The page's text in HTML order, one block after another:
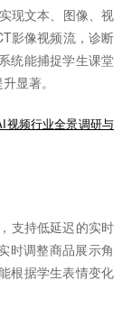
现文本、图像、视
影像视频流，诊断
统能捕捉学生课堂
显著。
视频行业全景调研与
支持低延迟的实时
时调整商品展示角
根据学生表情变化